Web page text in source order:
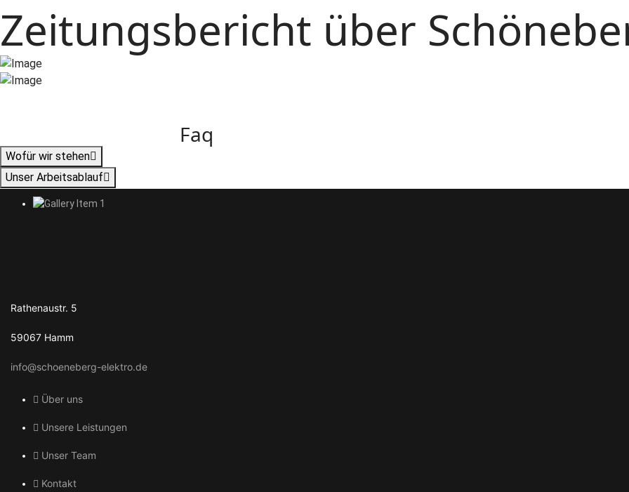
Zeitungsbericht über
Faq
Wofür wir stehen
Unser Arbeitsablauf
Rathenaustr. 5
59067 Hamm
info@schoeneberg-elektro.de
Über uns
Unsere Leistungen
Unser Team
Kontakt